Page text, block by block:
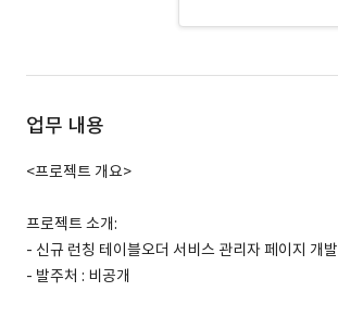
업무 내용
<프로젝트 개요>
프로젝트 소개:
- 신규 런칭 테이블오더 서비스 관리자 페이지 개발
- 발주처 : 비공개